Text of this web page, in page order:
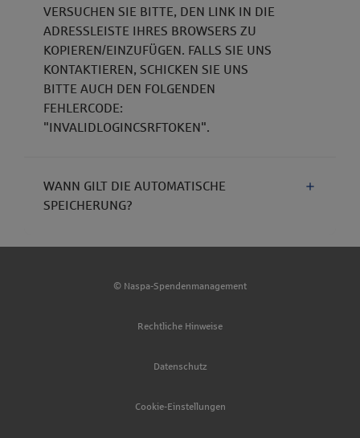
VERSUCHEN SIE BITTE, DEN LINK IN DIE
ADRESSLEISTE IHRES BROWSERS ZU
KOPIEREN/EINZUFÜGEN. FALLS SIE UNS
KONTAKTIEREN, SCHICKEN SIE UNS
BITTE AUCH DEN FOLGENDEN
FEHLERCODE:
"INVALIDLOGINCSRFTOKEN".
WANN GILT DIE AUTOMATISCHE
SPEICHERUNG?
© Naspa-Spendenmanagement
Rechtliche Hinweise
Datenschutz
Cookie-Einstellungen